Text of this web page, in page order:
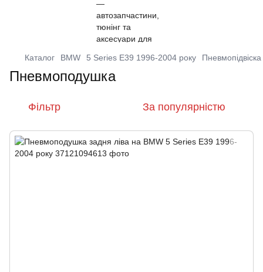
Каталог BMW 5 Series E39 1996-2004 року Пневмопідвіска
Пневмоподушка
Фільтр За популярністю